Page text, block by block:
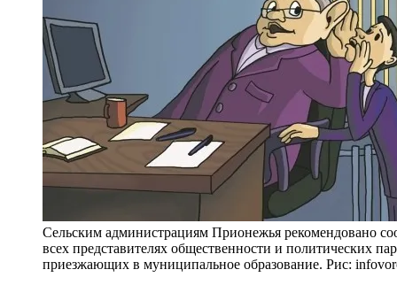
Сельским администрациям Прионежья рекомендовано
всех представителях общественности и политических
приезжающих в муниципальное образование. Рис: